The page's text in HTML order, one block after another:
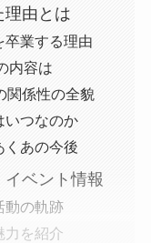
理由とは
卒業する理由
内容は
関係性の全貌
いつなのか
くあの今後
ベント情報
動の軌跡
力を紹介